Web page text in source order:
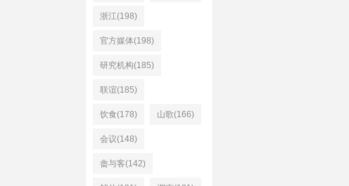
浙江(198)
官方媒体(198)
研究机构(185)
联谊(185)
饮食(178) 山歌(166)
会议(148)
畲与客(142)